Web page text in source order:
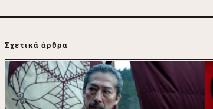
Σχετικά άρθρα